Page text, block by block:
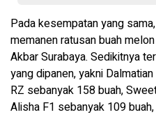
Pada kesempatan yang
memanen ratusan buah
Akbar Surabaya. Sedikitnya
yang dipanen, yakni
RZ sebanyak 158 buah,
Alisha F1 sebanyak 109